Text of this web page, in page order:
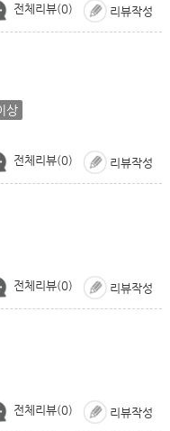
리뷰작성
전체리뷰(0)
상
리뷰작성
전체리뷰(0)
리뷰작성
전체리뷰(0)
리뷰작성
전체리뷰(0)